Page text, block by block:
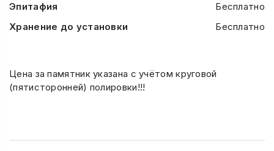
Эпитафия
Бесплатно
Хранение до установки
Бесплатно
Цена за памятник указана с учётом круговой
(пятисторонней) полировки!!!